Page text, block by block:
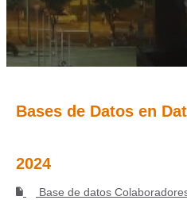
Bases de Datos en
2024
Base de datos